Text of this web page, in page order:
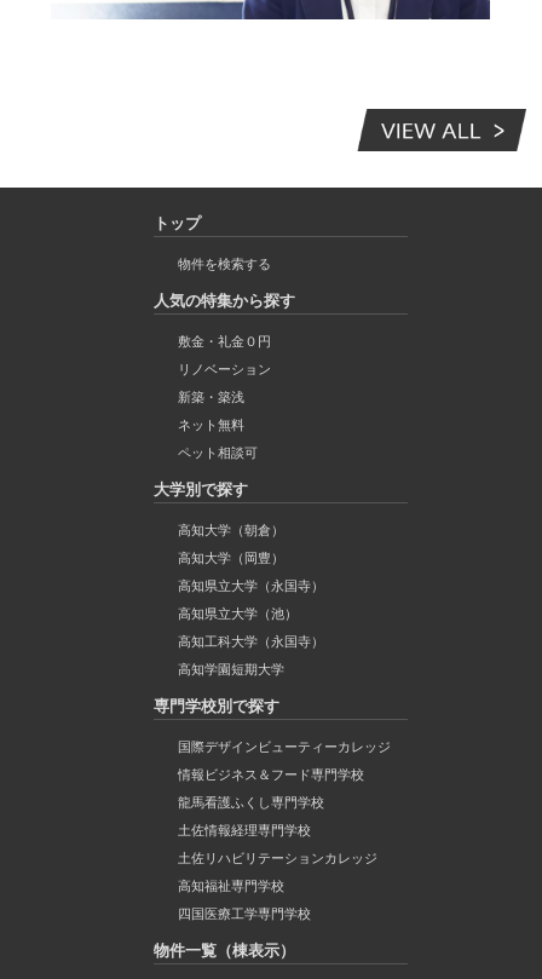
トップ
物件を検索する
人気の特集から探す
敷金・礼金０円
リノベーション
新築・築浅
ネット無料
ペット相談可
大学別で探す
高知大学（朝倉）
高知大学（岡豊）
高知県立大学（永国寺）
高知県立大学（池）
高知工科大学（永国寺）
高知学園短期大学
専門学校別で探す
国際デザインビューティーカレッジ
情報ビジネス＆フード専門学校
龍馬看護ふくし専門学校
土佐情報経理専門学校
土佐リハビリテーションカレッジ
高知福祉専門学校
四国医療工学専門学校
物件一覧（棟表示）